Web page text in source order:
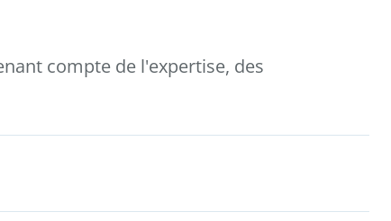
compte de l'expertise, des